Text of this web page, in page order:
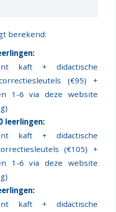
berekend:
kaft + didactische
(€95) +
1-6 via deze website
leerlingen:
kaft + didactische
(€105) +
1-6 via deze website
kaft + didactische